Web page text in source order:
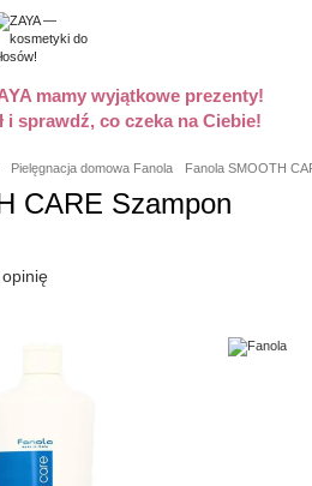
mamy wyjątkowe prezenty!
i sprawdź, co czeka na Ciebie!
Pielęgnacja domowa Fanola Fanola SMOOTH
CARE Szampon